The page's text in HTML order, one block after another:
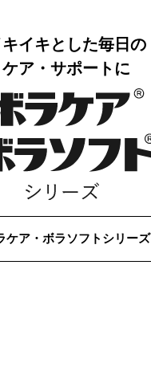
キイキとした毎日の
ケア・サポートに
ケア・ボラソフトシリーズ